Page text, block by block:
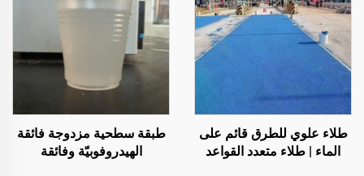
طلاء علوي للطرق قائم على
الماء | طلاء متعدد القواعد
طبقة سطحية مزدوجة فائقة
الهيدروفوبيّة وفائقة